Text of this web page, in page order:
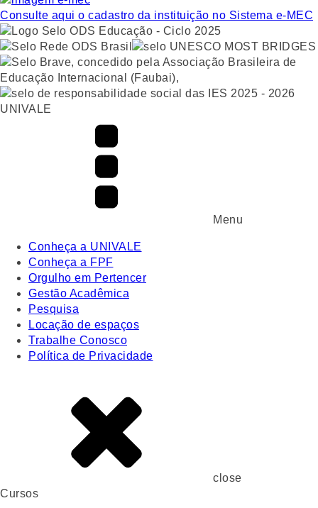
Consulte aqui o cadastro da instituição no Sistema e-MEC
UNIVALE
Menu
Conheça a UNIVALE
Conheça a FPF
Orgulho em Pertencer
Gestão Acadêmica
Pesquisa
Locação de espaços
Trabalhe Conosco
Política de Privacidade
close
Cursos